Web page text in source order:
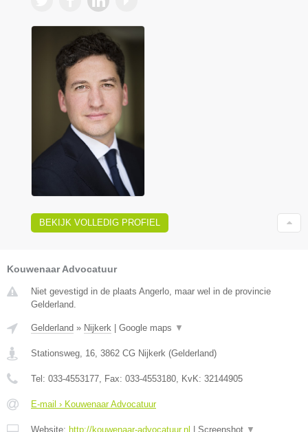
BEKIJK VOLLEDIG PROFIEL
Kouwenaar Advocatuur
Niet gevestigd in de plaats Angerlo, maar wel in de provincie
Gelderland.
Gelderland » Nijkerk Google maps ▼
Stationsweg, 16, 3862 CG Nijkerk (Gelderland)
Tel: 033-4553177, Fax: 033-4553180, KvK: 32144905
E-mail › Kouwenaar Advocatuur
Website: http://kouwenaar-advocatuur.nl Screenshot ▼